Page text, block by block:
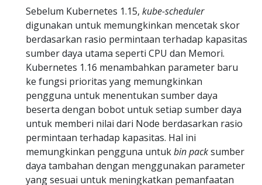
Sebelum Kubernetes 1.15, kube-scheduler
digunakan untuk memungkinkan mencetak skor
berdasarkan rasio permintaan terhadap kapasitas
sumber daya utama seperti CPU dan Memori.
Kubernetes 1.16 menambahkan parameter baru
ke fungsi prioritas yang memungkinkan
pengguna untuk menentukan sumber daya
beserta dengan bobot untuk setiap sumber daya
untuk memberi nilai dari Node berdasarkan rasio
permintaan terhadap kapasitas. Hal ini
memungkinkan pengguna untukbin packsumber
daya tambahan dengan menggunakan parameter
yang sesuai untuk meningkatkan pemanfaatan